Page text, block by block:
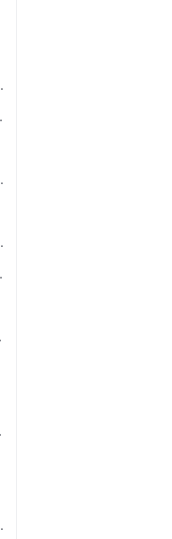
de ce monastère
de Golbéry, pl. 14)
de Golbéry, n° 27
Texte français au verso.
1616). Texte latin
près Château Gontier
Lefebre) + 1 photographie